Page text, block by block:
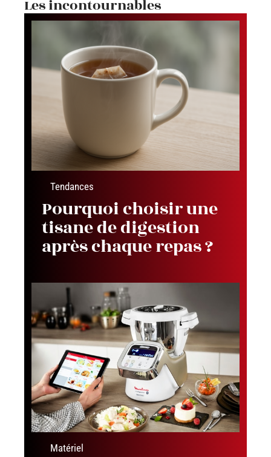
Les incontournables
Tendances
Pourquoi choisir une
tisane de digestion
après chaque repas ?
Matériel